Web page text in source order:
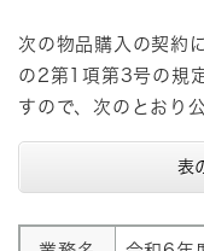
次の物品購入の契約
の2第1項第3号の規
すので、次のとおり
表